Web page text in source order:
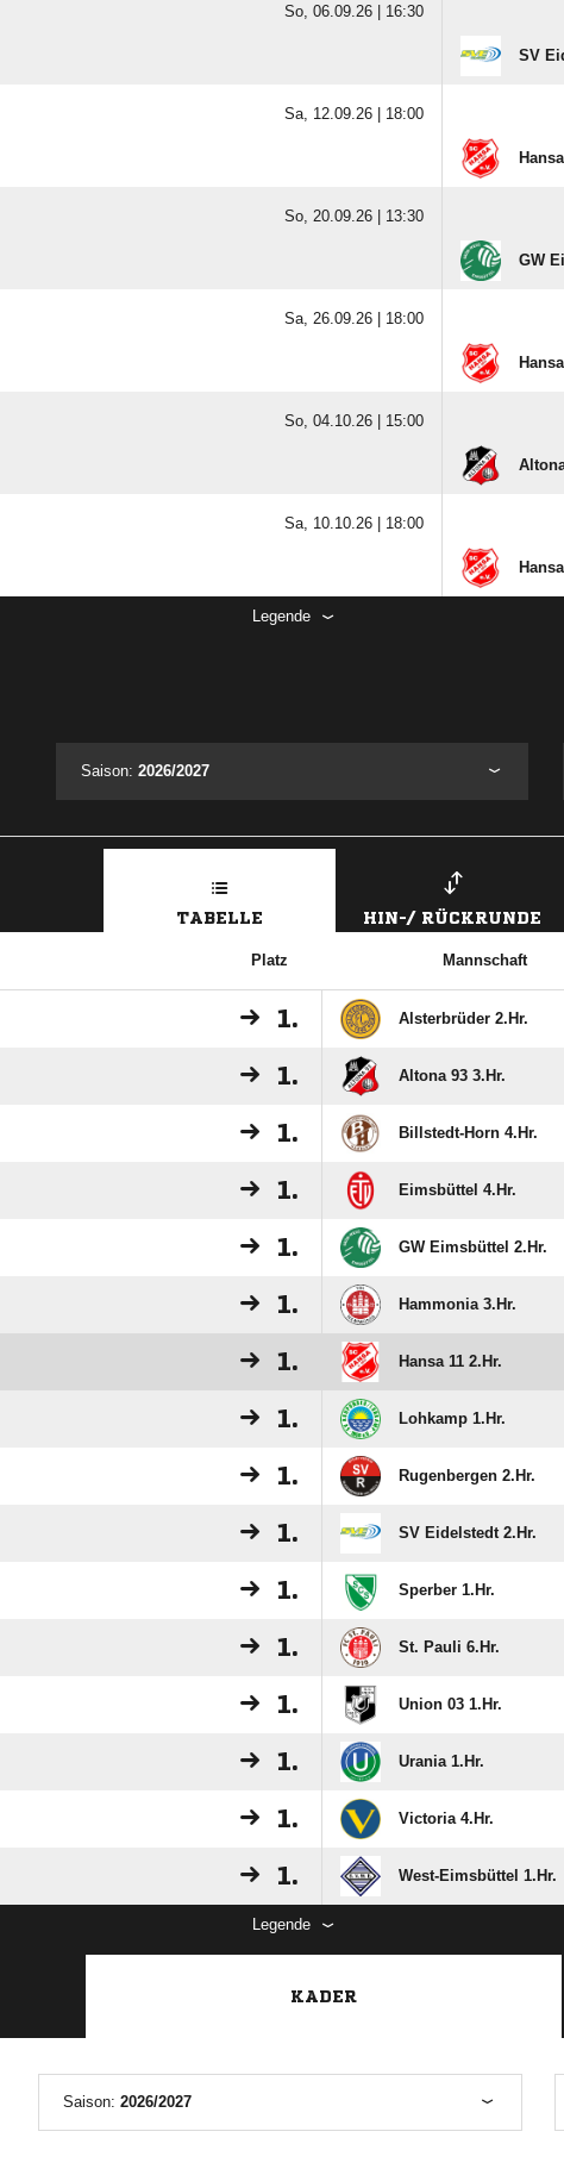
So, 06.09.26 | 16:30
SV
Sa, 12.09.26 | 18:00
So, 20.09.26 | 13:30
GW
Sa, 26.09.26 | 18:00
So, 04.10.26 | 15:00
Sa, 10.10.26 | 18:00
Legende
Saison: 2026/2027
TABELLE HIN-/ RÜCKRUNDE
Platz Mannschaft
1. Alsterbrüder 2.Hr.
1. Altona 93 3.Hr.
1. Billstedt-Horn 4.Hr.
1. Eimsbüttel 4.Hr.
1. GW Eimsbüttel 2.Hr.
1. Hammonia 3.Hr.
1. Hansa 11 2.Hr.
1. Lohkamp 1.Hr.
1. Rugenbergen 2.Hr.
1. SV Eidelstedt 2.Hr.
1. Sperber 1.Hr.
1. St. Pauli 6.Hr.
1. Union 03 1.Hr.
1. Urania 1.Hr.
1. Victoria 4.Hr.
1. West-Eimsbüttel 1.Hr.
Legende
KADER
Saison: 2026/2027